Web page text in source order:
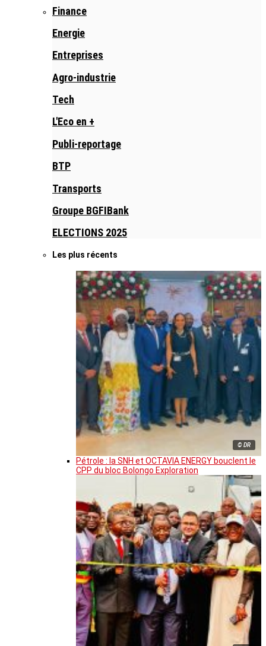
Finance
Energie
Entreprises
Agro-industrie
Tech
L'Eco en +
Publi-reportage
BTP
Transports
Groupe BGFIBank
ELECTIONS 2025
Les plus récents
© DR
Pétrole : la SNH et OCTAVIA ENERGY bouclent le
CPP du bloc Bolongo Exploration